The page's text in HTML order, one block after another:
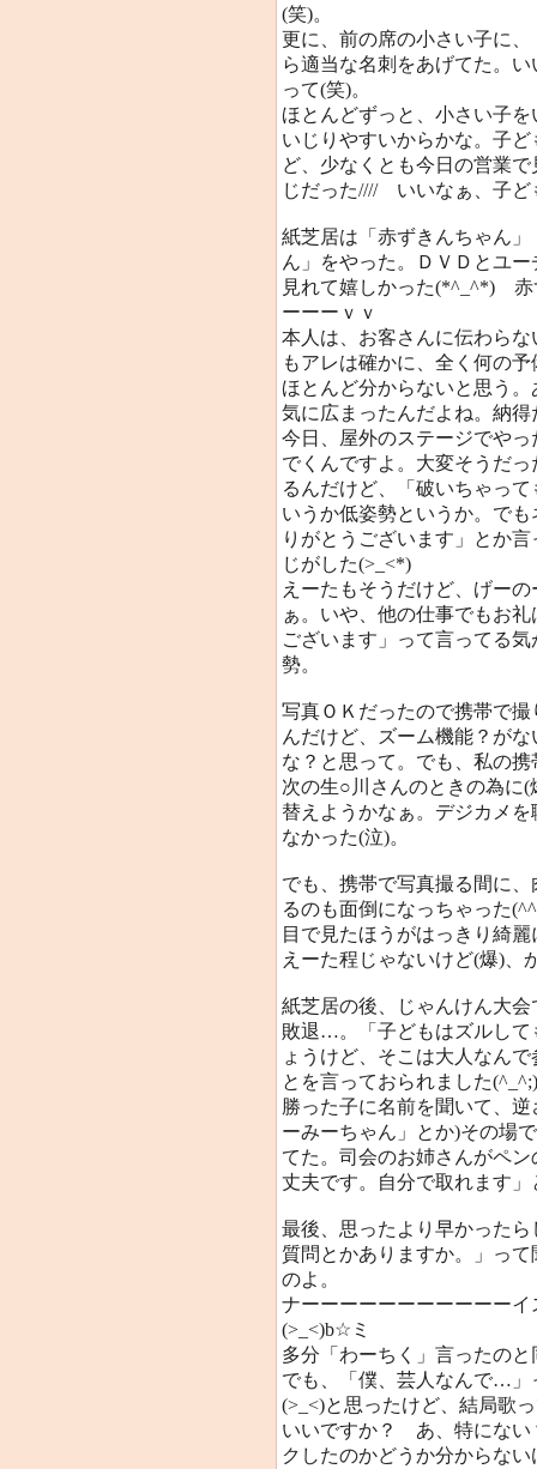
(笑)。
更に、前の席の小さい子に
ら適当な名刺をあげてた。
って(笑)。
ほとんどずっと、小さい子
いじりやすいからかな。子
ど、少なくとも今日の営業
じだった//// いいなぁ、子ど
紙芝居は「赤ずきんちゃん
ん」をやった。ＤＶＤとユ
見れて嬉しかった(*^_^*) 赤
ーーーｖｖ
本人は、お客さんに伝わら
もアレは確かに、全く何の
ほとんど分からないと思う
気に広まったんだよね。納
今日、屋外のステージでや
でくんですよ。大変そうだ
るんだけど、「破いちゃっ
いうか低姿勢というか。で
りがとうございます」とか
じがした(>_<*)
えーたもそうだけど、げー
ぁ。いや、他の仕事でもお
ございます」って言ってる
勢。
写真ＯＫだったので携帯で
んだけど、ズーム機能？が
な？と思って。でも、私の
次の生○川さんのときの為に
替えようかなぁ。デジカメ
なかった(泣)。
でも、携帯で写真撮る間に
るのも面倒になっちゃった
目で見たほうがはっきり綺
えーた程じゃないけど(爆)、
紙芝居の後、じゃんけん大
敗退…。「子どもはズルして
ょうけど、そこは大人なん
とを言っておられました
勝った子に名前を聞いて、
ーみーちゃん」とか)その場
てた。司会のお姉さんがペ
丈夫です。自分で取れます」
最後、思ったより早かった
質問とかありますか。」っ
のよ。
ナーーーーーーーーーーー
(>_<)b☆ミ
多分「わーちく」言ったの
でも、「僕、芸人なんで…」
(>_<)と思ったけど、結局歌
いいですか？ あ、特にない
クしたのかどうか分からな